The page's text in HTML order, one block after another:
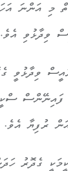
މި އަންނަ
ވިދާޅުވި އެވެ.
ވިދާޅުވީ
ފައިނޭންސް
ރުފިޔާ އެވެ.
ގެދޮރު